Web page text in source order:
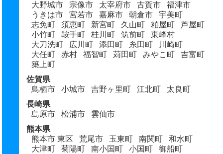
大野城市
宗像市 太宰府市 古賀市
福津市
うきは市
宮若市 嘉麻市 朝倉市
宇美町
志免町
須恵町 新宮町 久山町 粕屋町
芦屋町
小竹町
鞍手町 桂川町 筑前町
東峰村
大刀洗町
広川町 添田町 糸田町
川崎町
大任町
赤村 福智町 苅田町 みやこ町
吉富町
築上町
佐賀県
鳥栖市
小城市 吉野ヶ里町 江北町
太良町
長崎県
島原市
松浦市
雲仙市
熊本県
熊本市 東区
荒尾市 玉東町 南関町
和水町
大津町
菊陽町 南小国町 小国町
御船町